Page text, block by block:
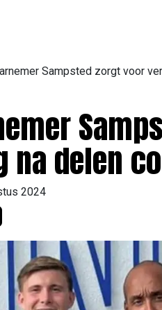
Sampsted zorgt voor
na delen
2024
via Mailvia link